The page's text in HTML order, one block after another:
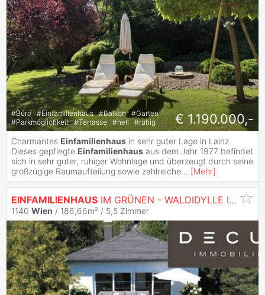
#Büro #Einfamilienhaus #Balkon #Garten
#Parkmöglichkeit #Terrasse #hell #ruhig € 1.190.000,-
Charmantes Einfamilienhaus in sehr guter Lage in Lainz
Dieses gepflegte Einfamilienhaus aus dem Jahr 1977 befindet
sich in sehr guter, ruhiger Wohnlage und überzeugt durch seine
großzügige Raumaufteilung sowie zahlreiche... [Mehr]
EINFAMILIENHAUS IM GRÜNEN - WALDIDYLLE IN WIEN
1140 Wien / 186,66m² / 5,5 Zimmer